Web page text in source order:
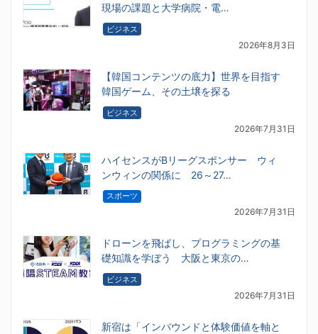
現場の課題と大学病院・電…
ビジネス
2026年8月3日
【韓国コンテンツの底力】世界を目指す
韓国ゲーム、その土壌を探る
ビジネス
2026年7月31日
ハイセンスがBリーグスポンサー ウィ
ンウィンの関係に 26～27…
スポーツ
2026年7月31日
ドローンを飛ばし、プログラミングの基
礎知識を学ぼう 大阪と東京の…
ビジネス
2026年7月31日
新宿は「インバウンドと体験価値を軸と